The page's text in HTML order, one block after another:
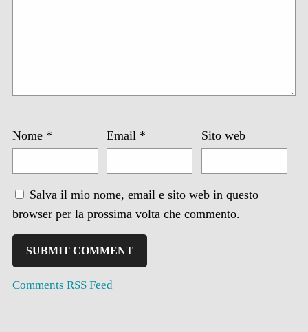
Nome * Email * Sito web
Salva il mio nome, email e sito web in questo
browser per la prossima volta che commento.
Comments RSS Feed